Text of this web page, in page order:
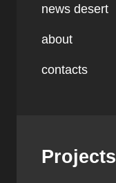
news desert
about
contacts
Projects